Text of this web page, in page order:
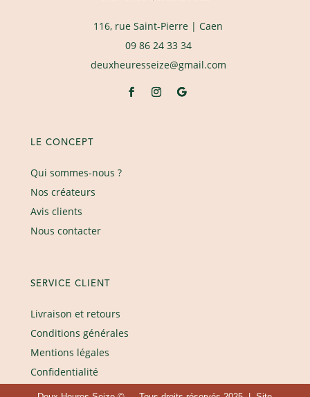
116, rue Saint-Pierre | Caen
09 86 24 33 34
deuxheuresseize@gmail.com
LE CONCEPT
Qui sommes-nous ?
Nos créateurs
Avis clients
Nous contacter
SERVICE CLIENT
Livraison et retours
Conditions générales
Mentions légales
Confidentialité